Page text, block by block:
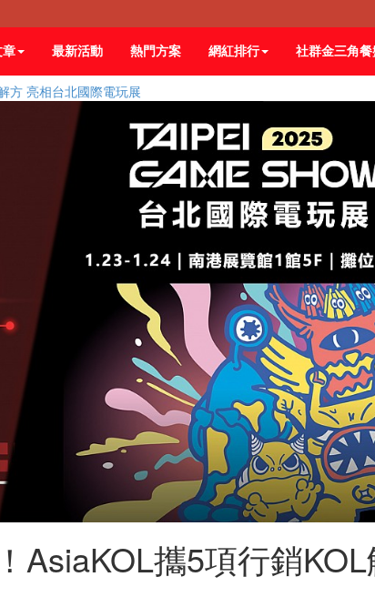
最新活動 熱門方案 網紅排行 社群金三角
方 亮相台北國際電玩展
AsiaKOL攜5項行銷